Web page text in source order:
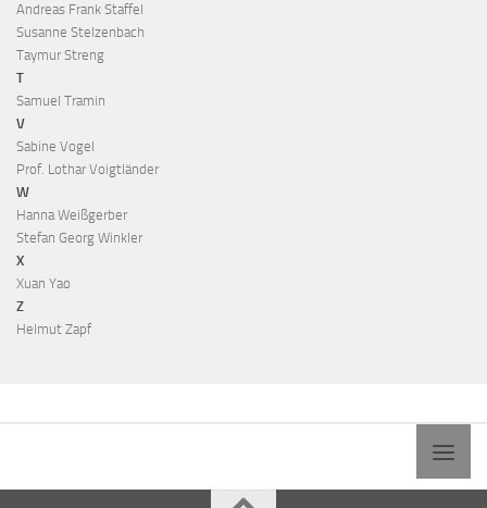
Andreas Frank Staffel
Susanne Stelzenbach
Taymur Streng
T
Samuel Tramin
V
Sabine Vogel
Prof. Lothar Voigtländer
W
Hanna Weißgerber
Stefan Georg Winkler
X
Xuan Yao
Z
Helmut Zapf